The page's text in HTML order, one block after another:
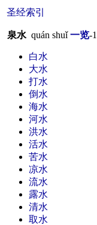
圣经索引
泉水 quán shuǐ 一览-1
白水
大水
打水
倒水
海水
河水
洪水
活水
苦水
凉水
流水
露水
清水
取水